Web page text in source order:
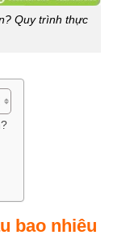
Quy trình thực
bao nhiêu